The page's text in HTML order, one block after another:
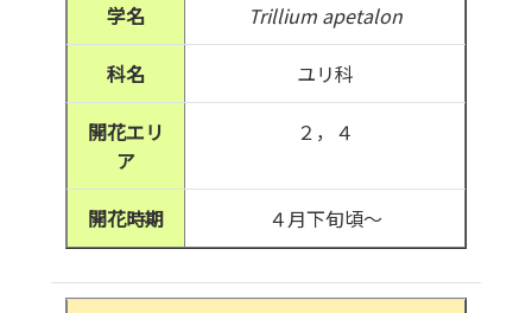
学名 Trillium apetalon
科名 ユリ科
開花エリ
ア
２，４
開花時期 ４月下旬頃～